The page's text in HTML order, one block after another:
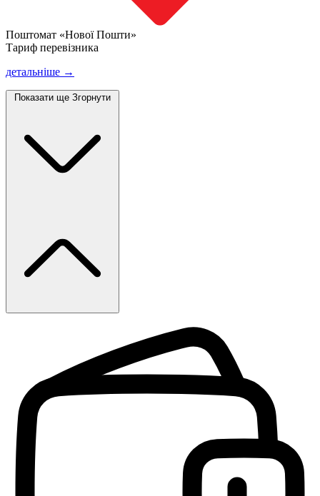
Поштомат «Нової Пошти»
Тариф перевізника
детальніше →
Показати ще Згорнути